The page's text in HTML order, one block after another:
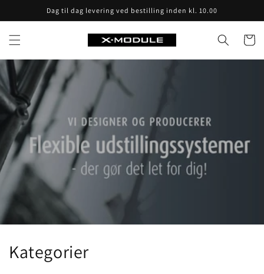
Dag til dag levering ved bestilling inden kl. 10.00
Cart
Kategorier